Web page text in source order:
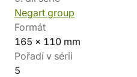
Negart group
Formát
165 x 110 mm
Pořadí v sérii
5